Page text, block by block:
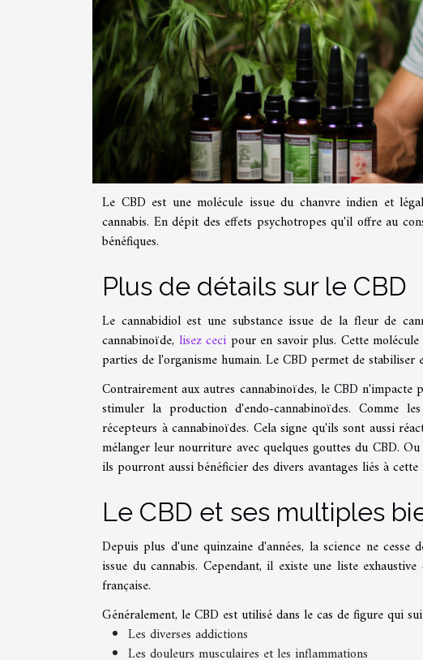
Le CBD est une molécule issue du chanvre indien et
cannabis. En dépit des effets psychotropes qu'il offre au
bénéfiques.
Plus de détails sur le CBD
Le cannabidiol est une substance issue de la fleur de
cannabinoïde, lisez ceci pour en savoir plus. Cette
parties de l'organisme humain. Le CBD permet de
Contrairement aux autres cannabinoïdes, le CBD
stimuler la production d'endo-cannabinoïdes. Comme
récepteurs à cannabinoïdes. Cela signe qu'ils sont aussi
mélanger leur nourriture avec quelques gouttes du CBD.
ils pourront aussi bénéficier des divers avantages liés à cette
Le CBD et ses multiples
Depuis plus d'une quinzaine d'années, la science ne
issue du cannabis. Cependant, il existe une liste
française.
Généralement, le CBD est utilisé dans le cas de figure qui
Les diverses addictions
Les douleurs musculaires et les inflammations